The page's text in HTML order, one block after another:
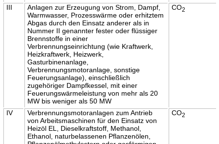
III
Anlagen zur Erzeugung von Strom, Dampf,
Warmwasser, Prozesswärme oder erhitztem
Abgas durch den Einsatz anderer als in
Nummer II genannter fester oder flüssiger
Brennstoffe in einer
Verbrennungseinrichtung (wie Kraftwerk,
Heizkraftwerk, Heizwerk,
Gasturbinenanlage,
Verbrennungsmotoranlage, sonstige
Feuerungsanlage), einschließlich
zugehöriger Dampfkessel, mit einer
Feuerungswärmeleistung von mehr als 20
MW bis weniger als 50 MW
CO2
IV
Verbrennungsmotoranlagen zum Antrieb
von Arbeitsmaschinen für den Einsatz von
Heizöl EL, Dieselkraftstoff, Methanol,
Ethanol, naturbelassenen Pflanzenölen,
CO2